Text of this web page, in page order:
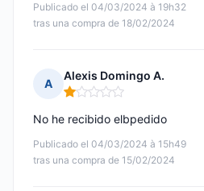
Publicado el 04/03/2024 à 19h32
tras una compra de 18/02/2024
A
Alexis Domingo A.
Nota: 1 de 5
Publicado el 04/03/2024 à 15h49
tras una compra de 15/02/2024
No he recibido elbpedido